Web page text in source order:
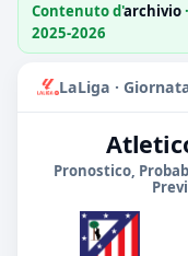
Contenuto d'archivio
2025-2026
LaLiga ·
Pronostico,